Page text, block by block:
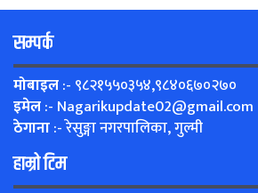
सम्पर्क
मोबाइल:- ९८२१५५०३५४,९८४०६७०२७०
इमेल:- Nagarikupdate02@gmail.com
ठेगाना:- रेसुङ्गा नगरपालिका, गुल्मी
हाम्रो टिम